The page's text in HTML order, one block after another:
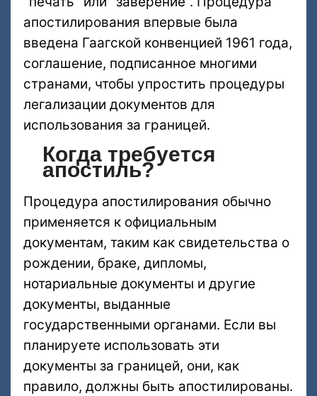
апостилирования впервые была
введена Гаагской конвенцией 1961 года,
соглашение, подписанное многими
странами, чтобы упростить процедуры
легализации документов для
использования за границей.
Когда требуется
апостиль?
Процедура апостилирования обычно
применяется к официальным
документам, таким как свидетельства о
рождении, браке, дипломы,
нотариальные документы и другие
документы, выданные
государственными органами. Если вы
планируете использовать эти
документы за границей, они, как
правило, должны быть апостилированы.